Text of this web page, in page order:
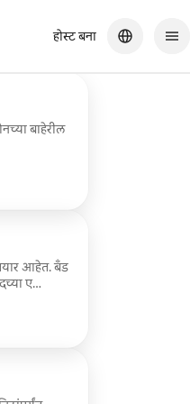
होस्ट बना
बाहेरील
आहेत. बँड
ए